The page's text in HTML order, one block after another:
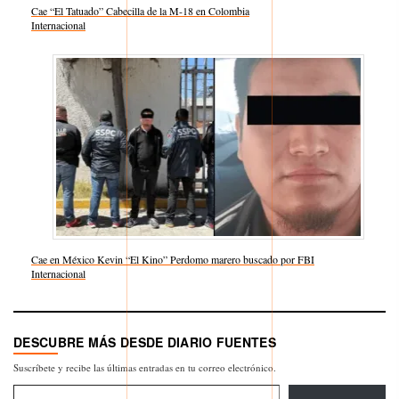
Cae “El Tatuado” Cabecilla de la M-18 en Colombia
Respecto a
Internacional
Cae en México Kevin “El Kino” Perdomo marero buscado por FBI
Respecto a
Internacional
DESCUBRE MÁS DESDE DIARIO FUENTES
Suscríbete y recibe las últimas entradas en tu correo electrónico.
Escribe tu correo electrónico…